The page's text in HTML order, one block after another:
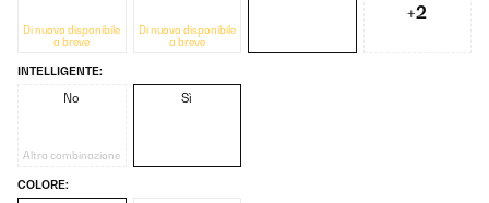
Di nuovo disponibile
a breve
Di nuovo disponibile
a breve
+2
INTELLIGENTE:
No
Altra combinazione
Sì
COLORE: